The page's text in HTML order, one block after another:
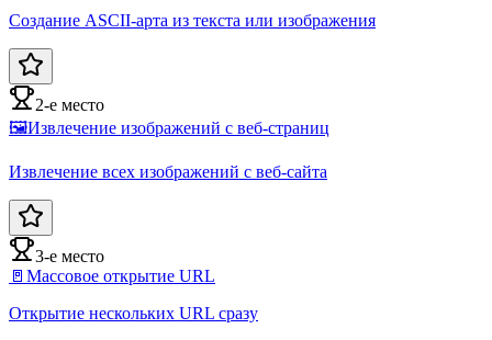
Создание ASCII-арта из текста или изображения
2-е место
🖼️Извлечение изображений с веб-страниц
Извлечение всех изображений с веб-сайта
3-е место
🚪 Массовое открытие URL
Открытие нескольких URL сразу